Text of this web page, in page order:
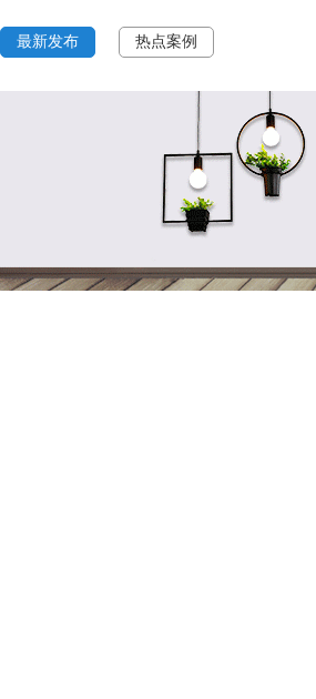
最新发布 热点案例